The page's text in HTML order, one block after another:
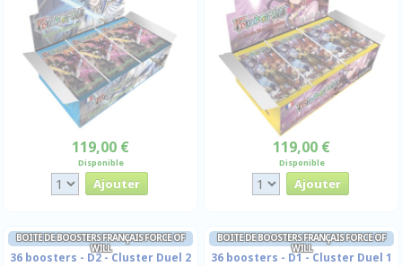
119,00 €
Disponible
119,00 €
Disponible
BOITE DE BOOSTERS FRANÇAIS FORCE OF
WILL
36 boosters - D2 - Cluster Duel 2
BOITE DE BOOSTERS FRANÇAIS FORCE OF
WILL
36 boosters - D1 - Cluster Duel 1